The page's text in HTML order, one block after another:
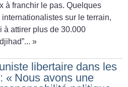
à franchir le pas. Quelques
sur le terrain,
à attirer plus de 30.000
»
libertaire dans les
« Nous avons une